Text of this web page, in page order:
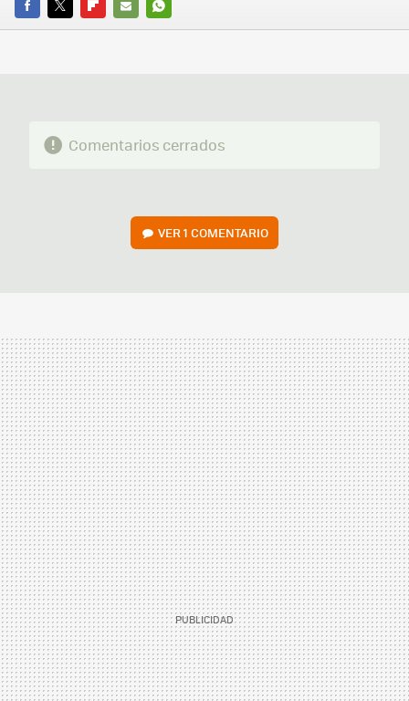
FACEBOOK
TWITTERFLIPBOARD
E-
WHATSAPP
Comentarios cerrados
VER1 COMENTARIO